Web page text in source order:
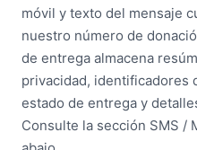
móvil y texto del mensaje
nuestro número de
de entrega almacena
privacidad, identificadores
estado de entrega y
Consulte la sección SMS /